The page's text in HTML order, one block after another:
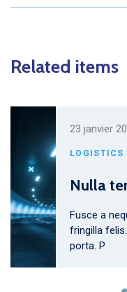
Related items
23 janvier
LOGISTICS
Nulla
Fusce a
fringilla
porta. P